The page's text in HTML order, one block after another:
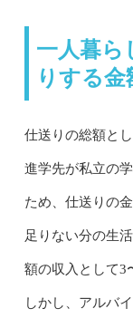
一人暮ら
りする金
仕送りの総額と
進学先が私立の
ため、仕送りの
足りない分の生
額の収入として3
しかし、アルバ